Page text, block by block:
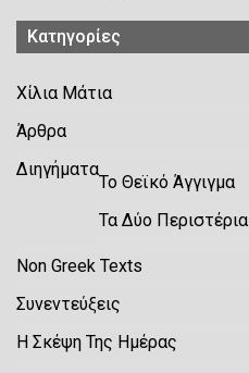
Kατηγορίες
Χίλια Μάτια
Άρθρα
Διηγήματα
Το Θεϊκό Άγγιγμα
Τα Δύο Περιστέρια
Non Greek Texts
Συνεντεύξεις
Η Σκέψη Της Ημέρας